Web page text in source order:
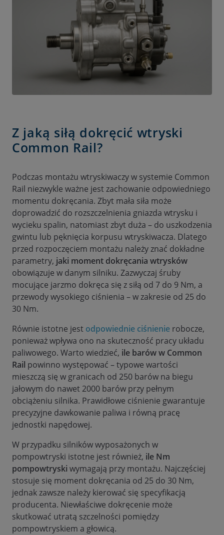
Z jaką siłą dokręcić wtryski
Common Rail?
Podczas montażu wtryskiwaczy w systemie Common
Rail niezwykle ważne jest zachowanie odpowiedniego
momentu dokręcania. Zbyt mała siła może
doprowadzić do rozszczelnienia gniazda wtrysku i
wycieku spalin, natomiast zbyt duża – do uszkodzenia
gwintu lub pęknięcia korpusu wtryskiwacza. Dlatego
przed rozpoczęciem montażu należy znać dokładne
parametry, jaki moment dokręcania wtrysków
obowiązuje w danym silniku. Zazwyczaj śruby
mocujące jarzmo dokręca się z siłą od 7 do 9 Nm, a
przewody wysokiego ciśnienia – w zakresie od 25 do
30 Nm.
Równie istotne jest odpowiednie ciśnienie robocze,
ponieważ wpływa ono na skuteczność pracy układu
paliwowego. Warto wiedzieć, ile barów w Common
Rail powinno występować – typowe wartości
mieszczą się w granicach od 250 barów na biegu
jałowym do nawet 2000 barów przy pełnym
obciążeniu silnika. Prawidłowe ciśnienie gwarantuje
precyzyjne dawkowanie paliwa i równą pracę
jednostki napędowej.
W przypadku silników wyposażonych w
pompowtryski istotne jest również, ile Nm
pompowtryski wymagają przy montażu. Najczęściej
stosuje się moment dokręcania od 25 do 30 Nm,
jednak zawsze należy kierować się specyfikacją
producenta. Niewłaściwe dokręcenie może
skutkować utratą szczelności pomiędzy
pompowtryskiem a głowicą.